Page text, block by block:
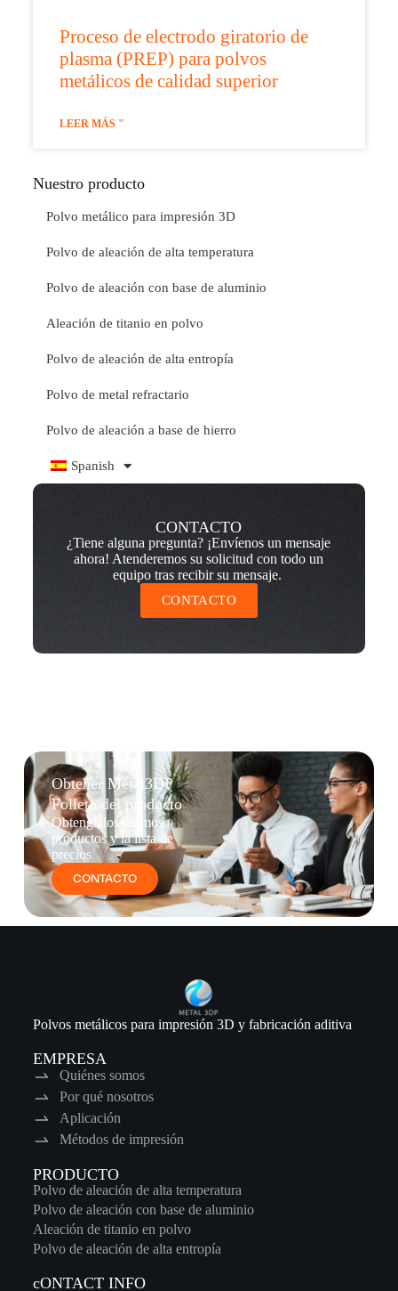
Proceso de electrodo giratorio de
plasma (PREP) para polvos
metálicos de calidad superior
LEER MÁS "
Nuestro producto
Polvo metálico para impresión 3D
Polvo de aleación de alta temperatura
Polvo de aleación con base de aluminio
Aleación de titanio en polvo
Polvo de aleación de alta entropía
Polvo de metal refractario
Polvo de aleación a base de hierro
Spanish
CONTACTO
¿Tiene alguna pregunta? ¡Envíenos un mensaje
ahora! Atenderemos su solicitud con todo un
equipo tras recibir su mensaje.
CONTACTO
Obtener Metal3DP
Folleto del producto
Obtenga los últimos
productos y la lista de
precios
CONTACTO
Polvos metálicos para impresión 3D y fabricación aditiva
EMPRESA
Quiénes somos
Por qué nosotros
Aplicación
Métodos de impresión
PRODUCTO
Polvo de aleación de alta temperatura
Polvo de aleación con base de aluminio
Aleación de titanio en polvo
Polvo de aleación de alta entropía
cONTACT INFO